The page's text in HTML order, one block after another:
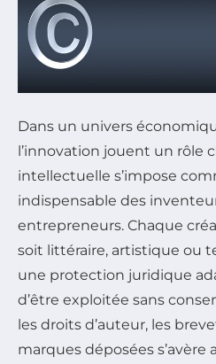
Dans un univers
l’innovation jouent un rôle
intellectuelle s’impose
indispensable des
entrepreneurs. Chaque
soit littéraire, artistique ou
une protection juridique
d’être exploitée sans
les droits d’auteur, les
marques déposées